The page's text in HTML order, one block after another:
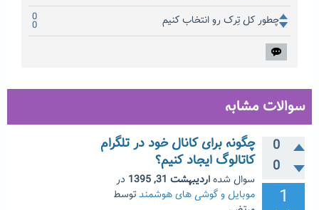
0
0 چطور کل تِرک رو انتخاب کنیم
سوالات مشابه
0
0
1
چگونه برای کانال خود در تلگرام
کاتالوگ ایجاد کنیم؟
سوال شدهاردیبهشت 31, 1395
در
موبایل و گوشی های هوشمندتوسط